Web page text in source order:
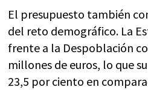
El presupuesto también
del reto demográfico. La
frente a la Despoblación
millones de euros, lo que
23,5 por ciento en